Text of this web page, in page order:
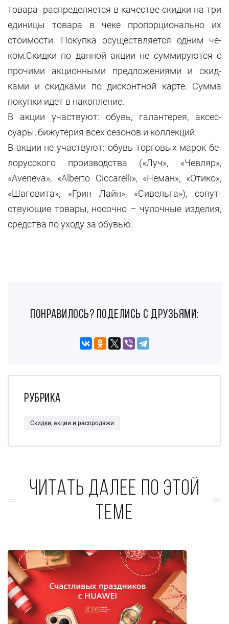
товара распре­деля­ется в качестве скидки на три
единицы товара в чеке про­порционально их
стоимо­сти. По­купка осуществляется одним че­
ком.Скидки по данной акции не суммируются с
прочими акцион­ными предло­жени­ями и скид­
ками и скидками по дисконтной карте. Сумма
покупки идет в накопление.
В акции участвуют: обувь, га­лантерея, аксес­
суары, бижутерия всех се­зонов и коллекций.
В акции не участвуют: обувь торговых марок бе­
лорусского производства («Луч», «Чевляр»,
«Аveneva», «Alberto Ciccarelli», «Неман», «Отико»,
«Шаговита», «Грин Лайн», «Си­вельга»), сопут­
ствующие то­вары, носочно – чулоч­ные изделия,
средства по уходу за обувью.
понравилось? поделись с друзьями:
Рубрика
Скидки, акции и распродажи
Читать далее по этой
теме